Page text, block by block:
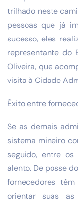
trilhado neste
pessoas que já
sucesso, eles
representante do
Oliveira, que
visita à Cidade
Êxito entre
Se as demais
sistema mineiro
seguido, entre
alento. De posse
fornecedores
orientar suas as